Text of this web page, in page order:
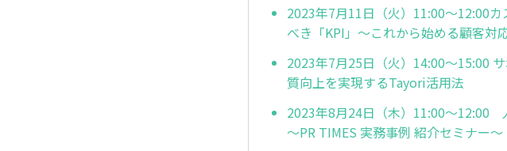
2023年7月11日（火）11:00～12:00
べき「KPI」～これから始める顧客対
2023年7月25日（火）14:00～15:00
質向上を実現するTayori活用法
2023年8月24日（木）11:00～12:00
～PR TIMES 実務事例 紹介セミナー～